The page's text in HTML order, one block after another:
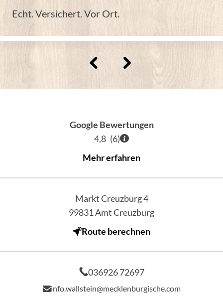
Echt. Versichert. Vor Ort.
Google Bewertungen
4,8 (6)
Mehr erfahren
Markt Creuzburg 4
99831Amt Creuzburg
Route berechnen
036926 72697
info.wallstein@mecklenburgische.com